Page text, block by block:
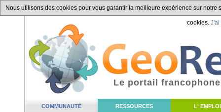
Nous utilisons des cookies pour vous garantir la meilleure expérience sur
cookies. J'ai
COMMUNAUTÉ RESSOURCES L' EMPLOI
Le portail